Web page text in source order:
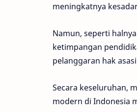
meningkatnya
Namun, seperti
ketimpangan
pelanggaran hak
Secara keseluruhan,
modern di Indonesia